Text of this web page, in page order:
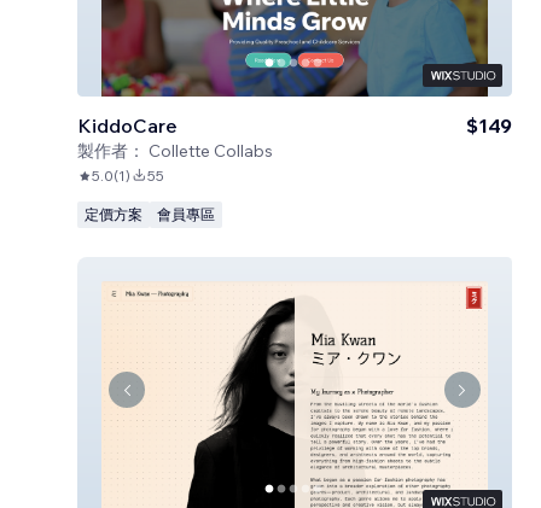
KiddoCare
製作者： Collette Collabs
$149
5.0(1) 55
定價方案 會員專區